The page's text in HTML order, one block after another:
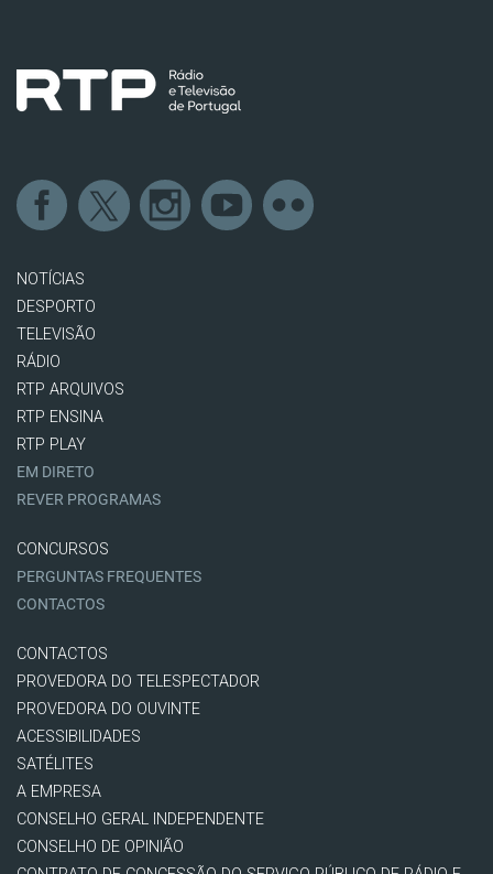
NOTÍCIAS
DESPORTO
TELEVISÃO
RÁDIO
RTP ARQUIVOS
RTP ENSINA
RTP PLAY
EM DIRETO
REVER PROGRAMAS
CONCURSOS
PERGUNTAS FREQUENTES
CONTACTOS
CONTACTOS
PROVEDORA DO TELESPECTADOR
PROVEDORA DO OUVINTE
ACESSIBILIDADES
SATÉLITES
A EMPRESA
CONSELHO GERAL INDEPENDENTE
CONSELHO DE OPINIÃO